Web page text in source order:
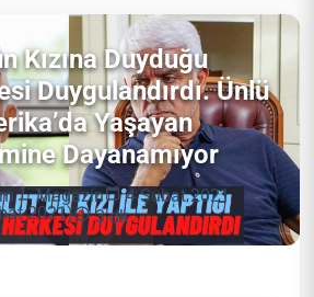
Kızına Duyduğu
Duygulandırdı. Ünlü
Yaşayan
Dayanamıyor
Magazin
4 Şubat 2021
2021)
3 dk